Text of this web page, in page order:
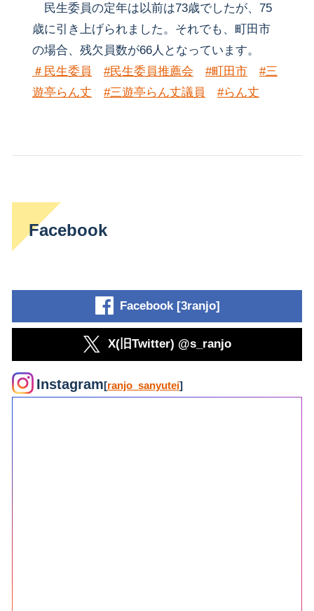
民生委員の定年は以前は73歳でしたが、75
歳に引き上げられました。それでも、町田市
の場合、残欠員数が66人となっています。
＃民生委員
#民生委員推薦会 #町田市
#三
遊亭らん丈
#三遊亭らん丈議員 #らん丈
Facebook
Facebook [3ranjo]
X(旧Twitter) @s_ranjo
Instagram[ranjo_sanyutei]